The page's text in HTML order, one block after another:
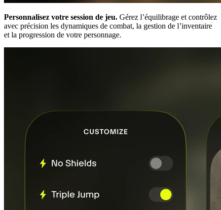
Personnalisez votre session de jeu. Gérez l’équilibrage et contrôlez
avec précision les dynamiques de combat, la gestion de l’inventaire
et la progression de votre personnage.